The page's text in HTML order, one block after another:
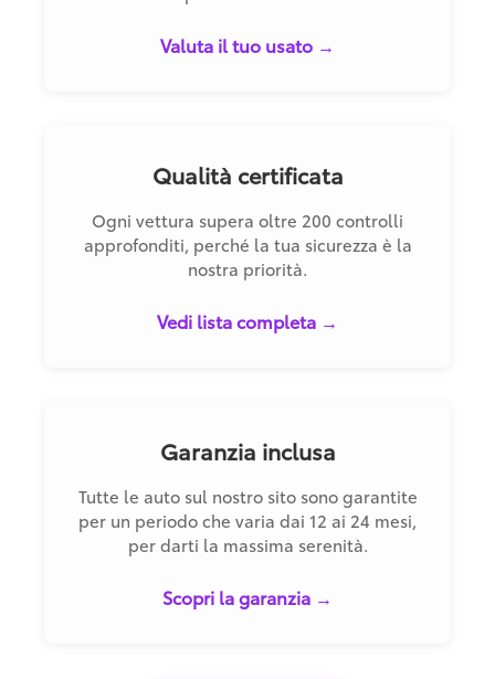
Valuta il tuo usato →
Qualità certificata
Ogni vettura supera oltre 200 controlli
approfonditi, perché la tua sicurezza è la
nostra priorità.
Vedi lista completa →
Garanzia inclusa
Tutte le auto sul nostro sito sono garantite
per un periodo che varia dai 12 ai 24 mesi,
per darti la massima serenità.
Scopri la garanzia →